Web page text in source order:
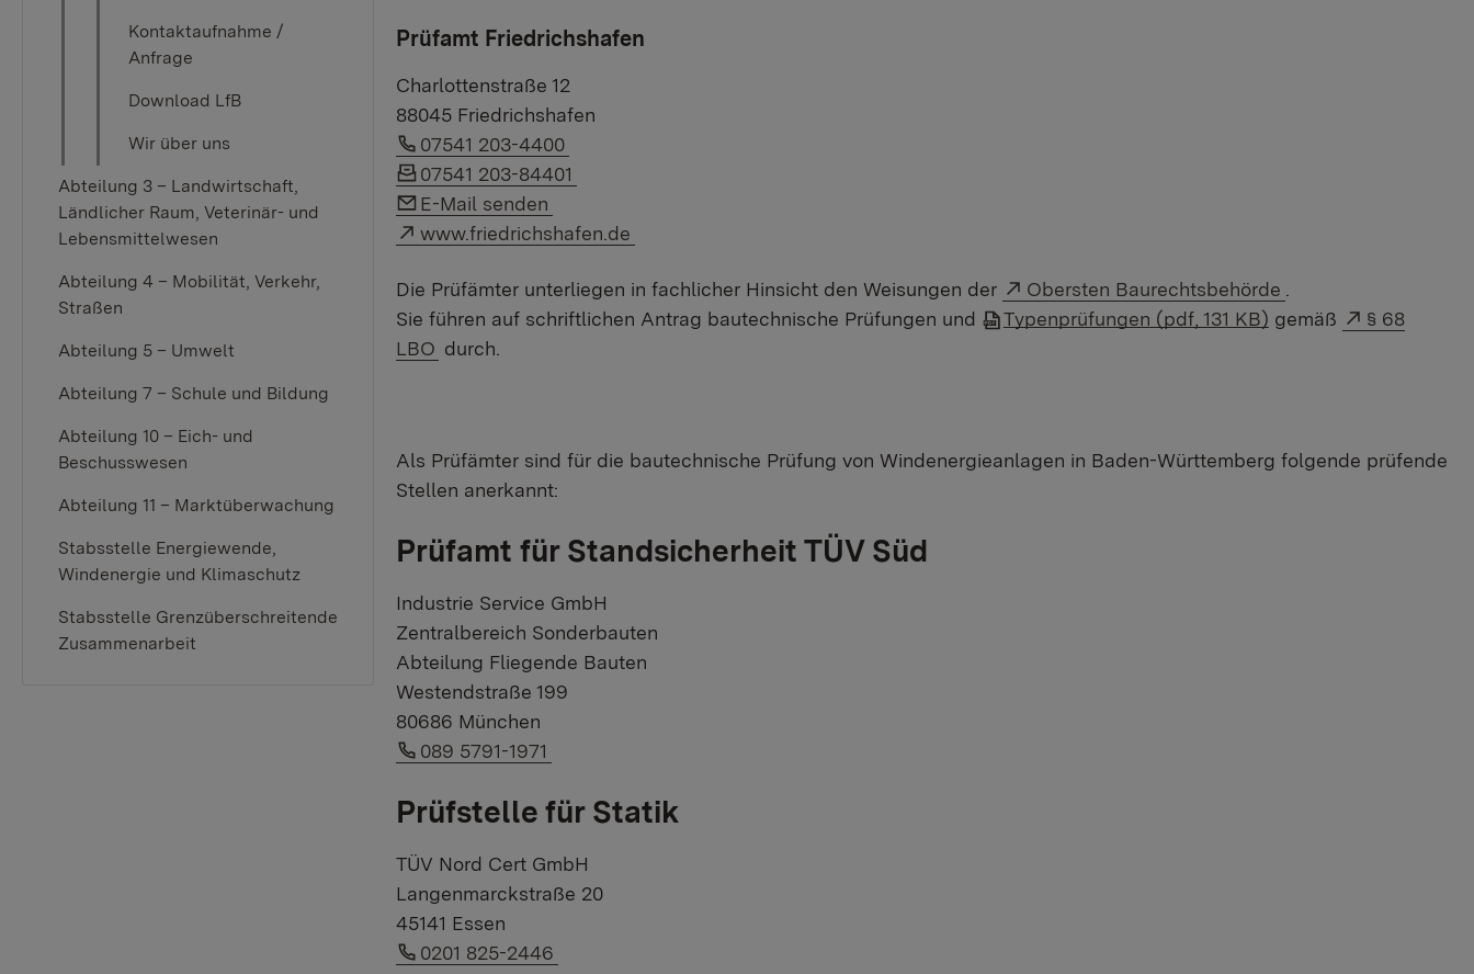
Kontaktaufnahme /
Anfrage
Download LfB
Wir über uns
Abteilung 3 – Landwirtschaft,
Ländlicher Raum, Veterinär- und
Lebensmittelwesen
Abteilung 4 – Mobilität, Verkehr,
Straßen
Abteilung 5 – Umwelt
Abteilung 7 – Schule und Bildung
Abteilung 10 – Eich- und
Beschusswesen
Abteilung 11 – Marktüberwachung
Stabsstelle Energiewende,
Windenergie und Klimaschutz
Stabsstelle Grenzüberschreitende
Zusammenarbeit
Prüfamt Friedrichshafen
Charlottenstraße 12
88045 Friedrichshafen
Link auf Telefonnummer:
07541 203-4400
Link auf Faxnummer:
07541 203-84401
Link auf E-Mail:
E-Mail senden
Externer Link:
www.friedrichshafen.de
Die Prüfämter unterliegen in fachlicher Hinsicht den Weisungen der Externer Link:
Obersten Baurechtsbehörde
Sie führen auf schriftlichen Antrag bautechnische Prüfungen und
Typenprüfungen (pdf, 131 KB) gemäß Externer
§ 68
LBO durch.
Als Prüfämter sind für die bautechnische Prüfung von Windenergieanlagen in Baden-Württemberg folgende prüfende
Stellen anerkannt:
Prüfamt für Standsicherheit TÜV Süd
Industrie Service GmbH
Zentralbereich Sonderbauten
Abteilung Fliegende Bauten
Westendstraße 199
80686 München
Link auf Telefonnummer:
089 5791-1971
Prüfstelle für Statik
TÜV Nord Cert GmbH
Langenmarckstraße 20
45141 Essen
Link auf Telefonnummer:
0201 825-2446